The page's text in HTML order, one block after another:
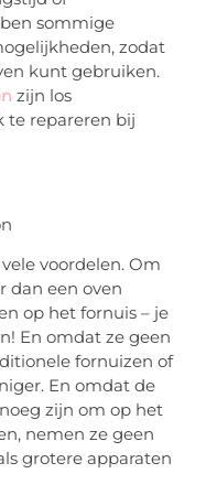
sommige
zodat
kunt gebruiken.
zijn los
te repareren bij
voordelen. Om
dan een oven
op het fornuis – je
En omdat ze geen
fornuizen of
En omdat de
zijn om op het
nemen ze geen
grotere apparaten